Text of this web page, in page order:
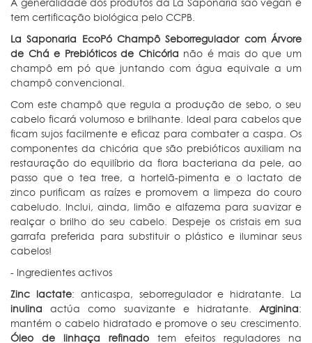
A generalidade dos produtos da La Saponaria são vegan e
tem certificação biológica pelo CCPB.
La Saponaria EcoPó Champô Seborregulador com Árvore
de Chá e Prebióticos de Chicória não é mais do que um
champô em pó que juntando com água equivale a um
champô convencional.
Com este champô que regula a produção de sebo, o seu
cabelo ficará volumoso e brilhante. Ideal para cabelos que
ficam sujos facilmente e eficaz para combater a caspa. Os
componentes da chicória que são prebióticos auxiliam na
restauração do equilíbrio da flora bacteriana da pele, ao
passo que o tea tree, a hortelã-pimenta e o lactato de
zinco purificam as raízes e promovem a limpeza do couro
cabeludo. Inclui, ainda, limão e alfazema para suavizar e
realçar o brilho do seu cabelo. Despeje os cristais em sua
garrafa preferida para substituir o plástico e iluminar seus
cabelos!
- Ingredientes activos
Zinc lactate: anticaspa, seborregulador e hidratante. La
inulina actúa como suavizante e hidratante. Arginina:
mantém o cabelo hidratado e promove o seu crescimento.
Óleo de linhaça refinado tem efeitos reguladores na